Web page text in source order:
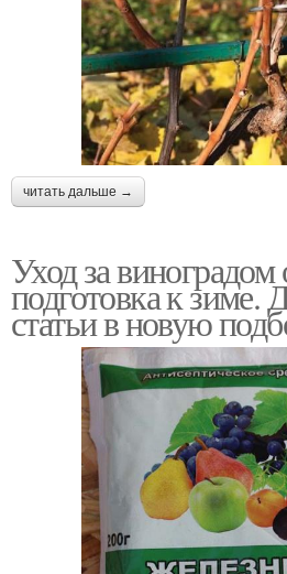
читать дальше →
Уход за
подготовка к зиме.
статьи в новую